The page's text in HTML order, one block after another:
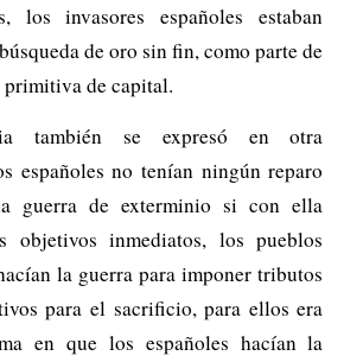
los invasores españoles estaban
de oro sin fin, como parte de
de capital.
también se expresó en otra
españoles no tenían ningún reparo
guerra de exterminio si con ella
objetivos inmediatos, los pueblos
la guerra para imponer tributos
para el sacrificio, para ellos era
en que los españoles hacían la